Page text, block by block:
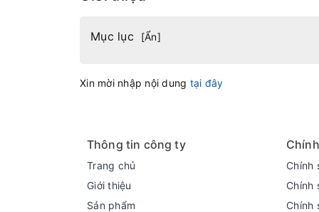
Mục lục [Ẩn]
Xin mời nhập nội dung tại đây
Thông tin công ty
Trang chủ
Giới thiệu
Sản phẩm
Chính
Chính
Chính